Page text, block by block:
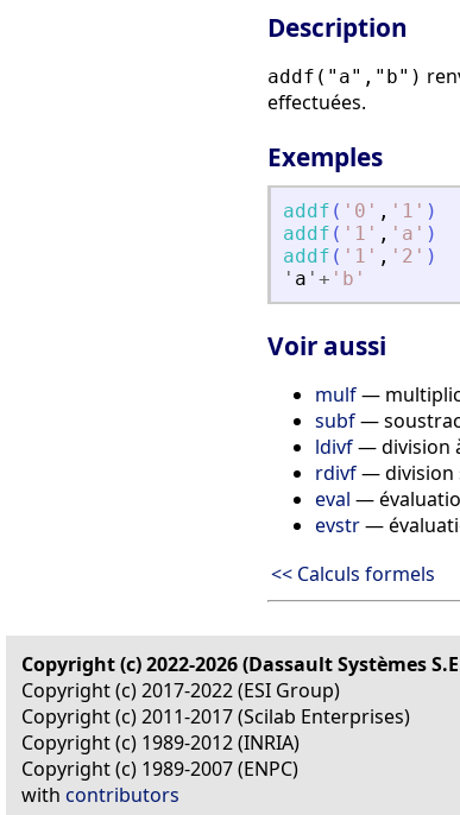
Description
addf("a","b")
effectuées.
Exemples
addf ( ' 0 ' , ' 1 ' )
addf ( ' 1 ' , ' a ' )
addf ( ' 1 ' , ' 2 ' )
' a ' + ' b '
Voir aussi
mulf—
subf—
ldivf— division
rdivf— division
eval —
evstr—
<< Calculs formels
Copyright (c) 2022-2026 (Dassault Systèmes
Copyright (c) 2017-2022 (ESI Group)
Copyright (c) 2011-2017 (Scilab Enterprises)
Copyright (c) 1989-2012 (INRIA)
Copyright (c) 1989-2007 (ENPC)
with contributors